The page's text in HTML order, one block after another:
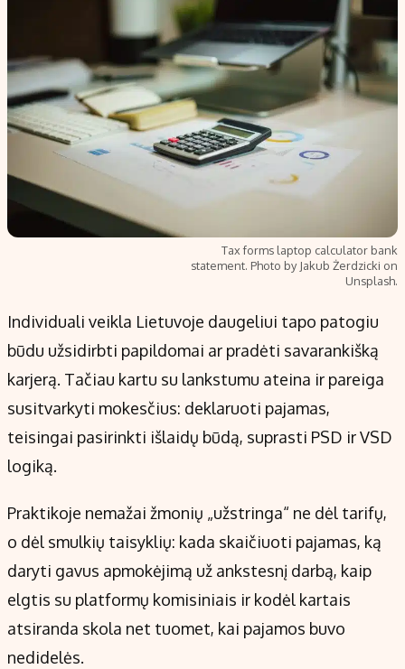
Saulės elektrinės
Kriptovaliutos
Infliacija
Migracija
Nedarbo išmokos skaičiuoklė
Indėliai
Indėlių skaičiuoklė
Būsto finansai
Įdomios naujienos
Redakcija
Apie mus
Turinio žymėjimo taisyklės
Kontaktai
Regionų naujienos
Indėlių palūkanos
Tax forms laptop calculator bank
statement. Photo by Jakub Żerdzicki on
Unsplash.
Individuali veikla Lietuvoje daugeliui tapo patogiu
būdu užsidirbti papildomai ar pradėti savarankišką
karjerą. Tačiau kartu su lankstumu ateina ir pareiga
susitvarkyti mokesčius: deklaruoti pajamas,
teisingai pasirinkti išlaidų būdą, suprasti PSD ir VSD
logiką.
Praktikoje nemažai žmonių „užstringa“ ne dėl tarifų,
o dėl smulkių taisyklių: kada skaičiuoti pajamas, ką
daryti gavus apmokėjimą už ankstesnį darbą, kaip
elgtis su platformų komisiniais ir kodėl kartais
atsiranda skola net tuomet, kai pajamos buvo
nedidelės.